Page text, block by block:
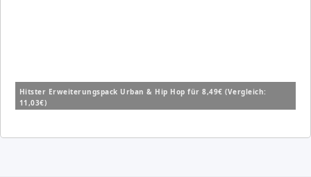
Hitster Erweiterungspack Urban & Hip Hop für 8,49€ (Vergleich:
11,03€)